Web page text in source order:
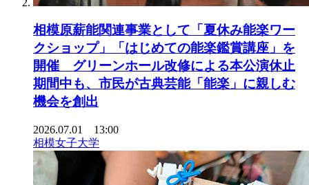
相模原薪能関連事業として「夏休み能楽ワー
クショップ」「はじめての能楽鑑賞講座」を
開催 グリーンホール改修による本公演休止
期間中も、市民が古典芸能「能楽」に親しむ
機会を創出
2026.07.01 13:00
相模女子大学